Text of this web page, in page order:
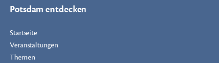
Potsdam entdecken
Startseite
Veranstaltungen
Themen